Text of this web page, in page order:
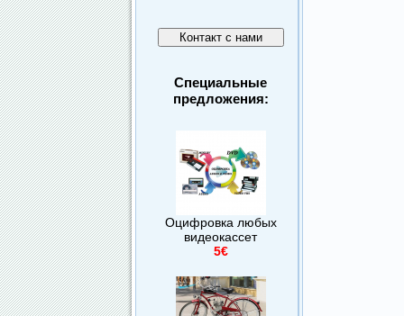
Специальные
предложения:
Оцифровка любых
видеокассет
5€